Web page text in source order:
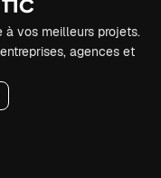
à vos meilleurs projets.
agences et